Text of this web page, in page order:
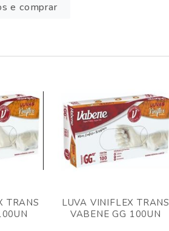
e comprar
TRANS
LUVA VINIFLEX TRANS
VABENE GG 100UN